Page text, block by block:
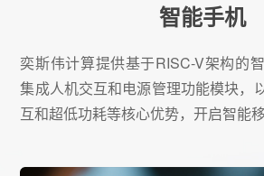
智能手机
奕斯伟计算提供基于RISC-V架构的
集成人机交互和电源管理功能模块，
互和超低功耗等核心优势，开启智能